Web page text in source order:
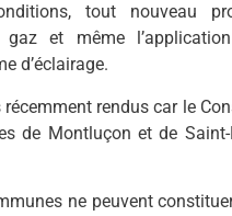
tout nouveau
gaz et même
d’éclairage.
rendus car le
de Montluçon et de Saint-
ne peuvent